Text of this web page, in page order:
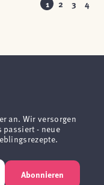
1 2 3 4
an. Wir versorgen
passiert - neue
Abonnieren